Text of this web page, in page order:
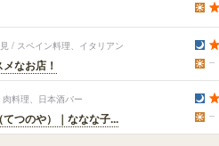
/ スペイン料理、イタリアン
なお店！
料理、日本酒バー
つのや）｜ななな子...